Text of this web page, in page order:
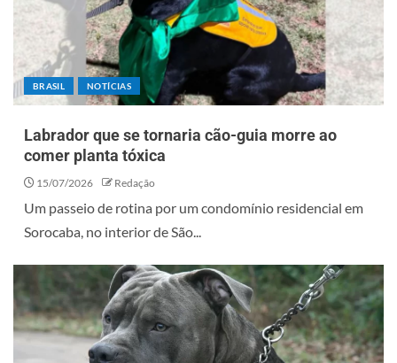
BRASIL NOTÍCIAS
Labrador que se tornaria cão-guia morre ao
comer planta tóxica
15/07/2026 Redação
Um passeio de rotina por um condomínio residencial em
Sorocaba, no interior de São...